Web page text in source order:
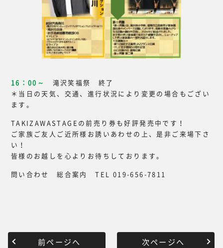
16：00～
滝沢笑福祭 終了
＊当日の天気、交通、進行状況により変更の場合もござい
ます。
TAKIZAWASTAGEの前売り券も好評発売中です！
ご家族ご友人ご近所様お誘いあわせの上、是非ご来場下さ
い！
皆様のお越しを心よりお待ちしております。
問い合わせ 総合案内 TEL 019-656-7811
前ページへ 次ページへ